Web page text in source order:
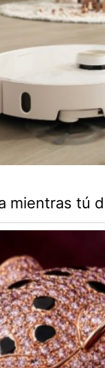
mientras tú